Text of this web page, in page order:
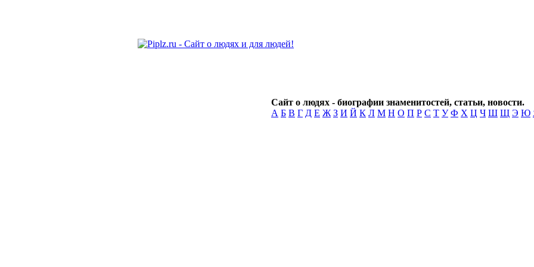
Сайт о людях - биографии знаменитостей, статьи, новости.
А Б В Г Д Е Ж З И Й К Л М Н О П Р С Т У Ф Х Ц Ч Ш Щ Э Ю